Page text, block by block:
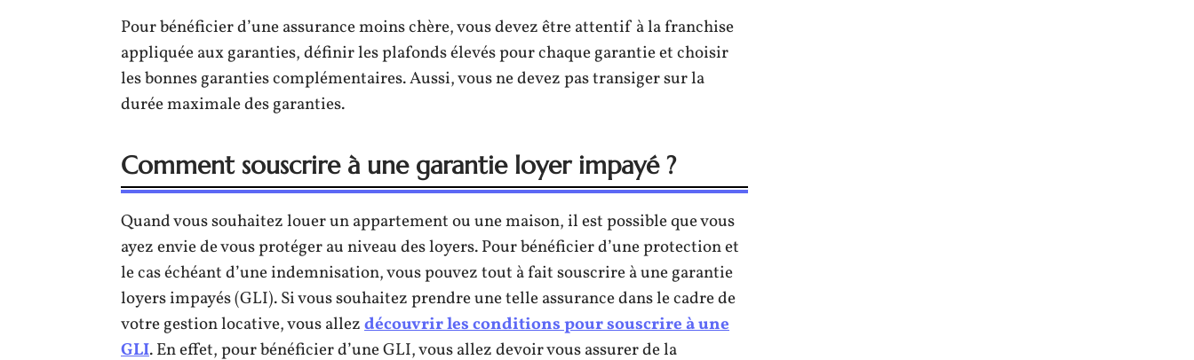
Pour bénéficier d’une assurance moins chère, vous devez être attentif à la franchise
appliquée aux garanties, définir les plafonds élevés pour chaque garantie et choisir
les bonnes garanties complémentaires. Aussi, vous ne devez pas transiger sur la
durée maximale des garanties.
Comment souscrire à une garantie loyer impayé ?
Quand vous souhaitez louer un appartement ou une maison, il est possible que vous
ayez envie de vous protéger au niveau des loyers. Pour bénéficier d’une protection et
le cas échéant d’une indemnisation, vous pouvez tout à fait souscrire à une garantie
loyers impayés (GLI). Si vous souhaitez prendre une telle assurance dans le cadre de
votre gestion locative, vous allezdécouvrir les conditions pour souscrire à une
GLI. En effet, pour bénéficier d’une GLI, vous allez devoir vous assurer de la